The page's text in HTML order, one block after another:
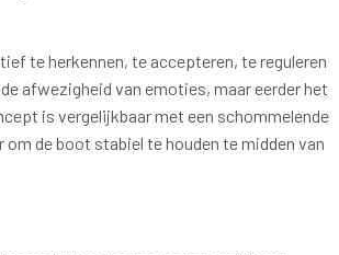
te herkennen, te accepteren, te reguleren
afwezigheid van emoties, maar eerder het
is vergelijkbaar met een schommelende
de boot stabiel te houden te midden van